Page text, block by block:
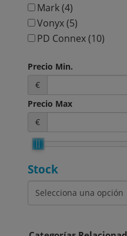
Mark (4)
Vonyx (5)
PD Connex (10)
Precio Min.
€
Precio Max
€
Stock